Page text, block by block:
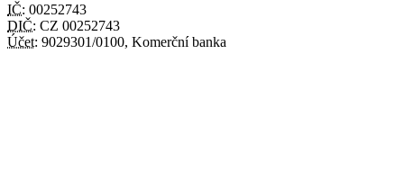
IČ: 00252743
DIČ: CZ 00252743
Účet: 9029301/0100, Komerční banka